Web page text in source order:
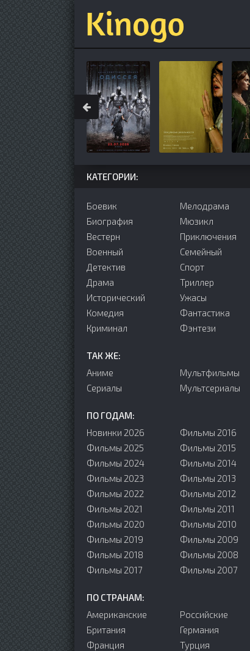
КАТЕГОРИИ:
Боевик
Биография
Вестерн
Военный
Детектив
Драма
Исторический
Комедия
Криминал
Мелодрама
Мюзикл
Приключения
Семейный
Cпорт
Триллер
Ужасы
Фантастика
Фэнтези
ТАК ЖЕ:
Аниме
Сериалы
Мультфильмы
Мультсериалы
ПО ГОДАМ:
Новинки 2026
Фильмы 2025
Фильмы 2024
Фильмы 2023
Фильмы 2022
Фильмы 2021
Фильмы 2020
Фильмы 2019
Фильмы 2018
Фильмы 2017
Фильмы 2016
Фильмы 2015
Фильмы 2014
Фильмы 2013
Фильмы 2012
Фильмы 2011
Фильмы 2010
Фильмы 2009
Фильмы 2008
Фильмы 2007
ПО СТРАНАМ:
Американские
Британия
Франция
Российские
Германия
Турция